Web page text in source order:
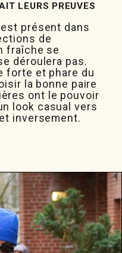
LEURS PREUVES
présent dans
de
fraîche se
déroulera pas.
forte et phare du
la bonne paire
ont le pouvoir
look casual vers
inversement.